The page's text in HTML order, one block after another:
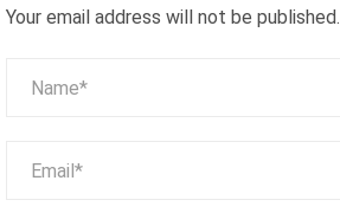
Thu” Mùa Tết: Bùng Nổ Đơn
Your email address will not be published.